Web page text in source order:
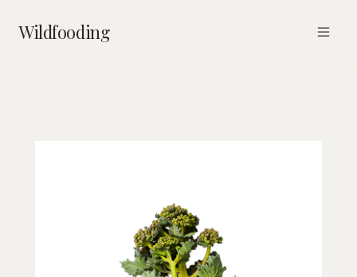
Wildfooding